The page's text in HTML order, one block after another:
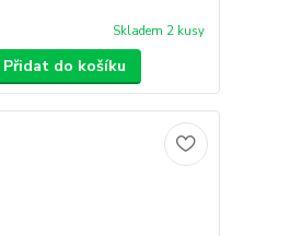
Skladem 2 kusy
Přidat do košíku